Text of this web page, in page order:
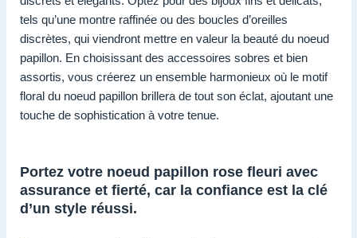
tels qu’une montre raffinée ou des boucles d’oreilles
discrètes, qui viendront mettre en valeur la beauté du noeud
papillon. En choisissant des accessoires sobres et bien
assortis, vous créerez un ensemble harmonieux où le motif
floral du noeud papillon brillera de tout son éclat, ajoutant une
touche de sophistication à votre tenue.
Portez votre noeud papillon rose fleuri avec
assurance et fierté, car la confiance est la clé
d’un style réussi.